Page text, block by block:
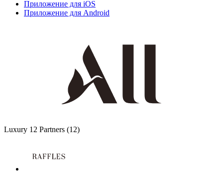
Приложение для iOS
Приложение для Android
Luxury 12 Partners (12)